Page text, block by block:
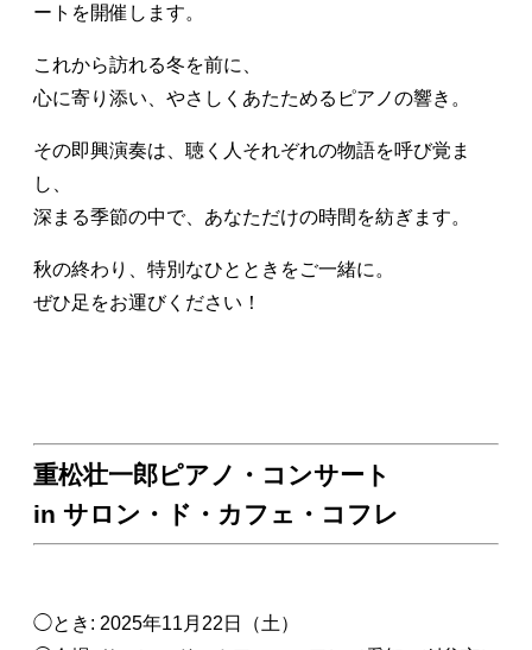
ートを開催します。
これから訪れる冬を前に、
心に寄り添い、やさしくあたためるピアノの響き。
その即興演奏は、聴く人それぞれの物語を呼び覚ま
し、
深まる季節の中で、あなただけの時間を紡ぎます。
秋の終わり、特別なひとときをご一緒に。
ぜひ足をお運びください！
重松壮一郎ピアノ・コンサート
in サロン・ド・カフェ・コフレ
◯とき: 2025年11月22日（土）